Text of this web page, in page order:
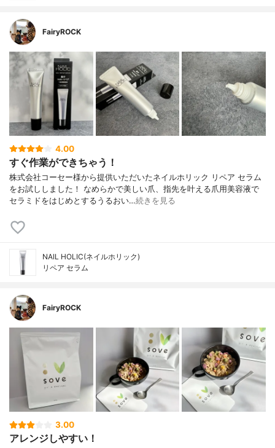
FairyROCK
4.00
すぐ作業ができちゃう！
株式会社コーセー様から提供いただいたネイルホリック リペア セラム
をお試ししました！ なめらかで美しい爪、指先を叶える爪用美容液で
セラミドをはじめとするうるおい…続きを見る
NAIL HOLIC(ネイルホリック)
リペア セラム
FairyROCK
3.00
アレンジしやすい！